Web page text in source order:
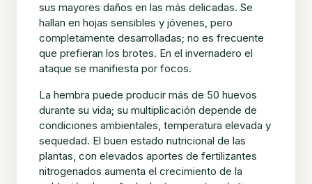
sus mayores daños en las más delicadas. Se
hallan en hojas sensibles y jóvenes, pero
completamente desarrolladas; no es frecuente
que prefieran los brotes. En el invernadero el
ataque se manifiesta por focos.
La hembra puede producir más de 50 huevos
durante su vida; su multiplicación depende de
condiciones ambientales, temperatura elevada y
sequedad. El buen estado nutricional de las
plantas, con elevados aportes de fertilizantes
nitrogenados aumenta el crecimiento de la